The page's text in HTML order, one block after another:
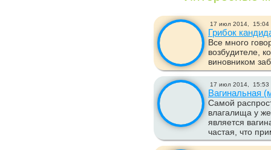
17 июл 2014, 15:04
Грибок
Все много
возбудителе,
виновником
17 июл 2014, 15:53
Вагинальная
Самой
влагалища у
является
частая, что